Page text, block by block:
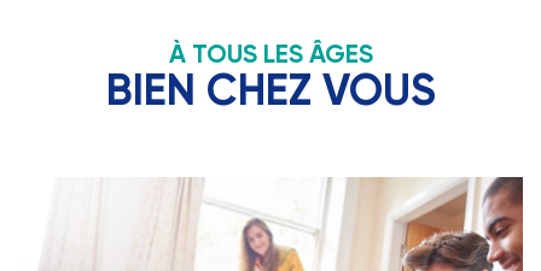
À TOUS LES ÂGES
BIEN CHEZ VOUS